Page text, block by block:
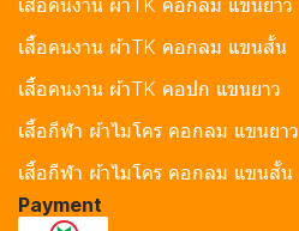
เสื้อคนงาน ผ้าTK คอกลม แขนยาว
เสื้อคนงาน ผ้าTK คอกลม แขนสั้น
เสื้อคนงาน ผ้าTK คอปก แขนยาว
เสื้อกีฬา ผ้าไมโคร คอกลม แขนยาว
เสื้อกีฬา ผ้าไมโคร คอกลม แขนสั้น
Payment